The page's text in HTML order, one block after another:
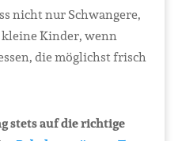
nicht nur Schwangere,
kleine Kinder, wenn
die möglichst frisch
stets auf die richtige